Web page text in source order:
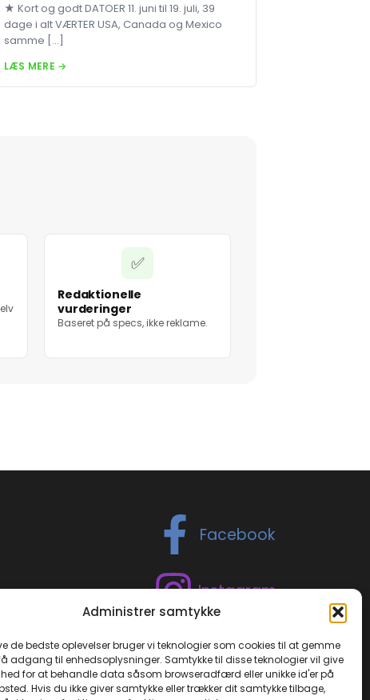
Administrer samtykke
de bedste oplevelser bruger vi teknologier som cookies til at gemme
adgang til enhedsoplysninger. Samtykke til disse teknologier vil give
for at behandle data såsom browseradfærd eller unikke id'er på
Hvis du ikke giver samtykke eller trækker dit samtykke tilbage,
★ Kort og godt DATOER 11. juni til 19. juli, 39
dage i alt VÆRTER USA, Canada og Mexico
samme […]
LÆS MERE →
✅
Redaktionelle
vurderinger
Baseret på specs, ikke reklame.
Facebook
Instagram
TikTok